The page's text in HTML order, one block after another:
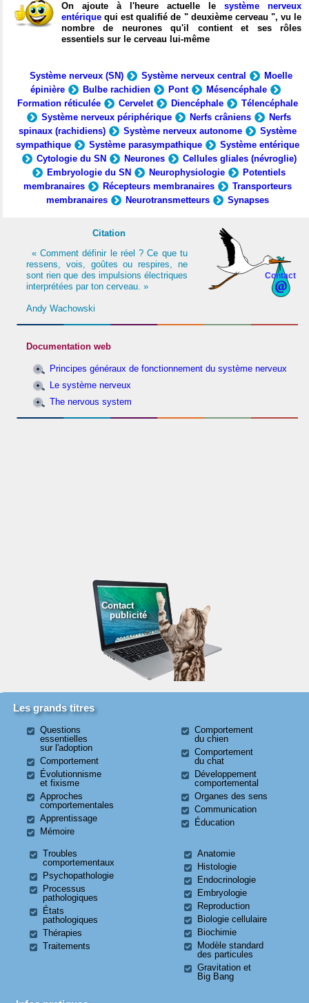
On ajoute à l'heure actuelle le système nerveux
entérique qui est qualifié de " deuxième cerveau ", vu le
nombre de neurones qu'il contient et ses rôles
essentiels sur le cerveau lui-même
Système nerveux (SN) Système nerveux central
Moelle
épinière
Bulbe rachidien Pont
Mésencéphale
Formation réticulée
Cervelet Diencéphale
Télencéphale
Système nerveux périphérique
Nerfs crâniens
Nerfs
spinaux (rachidiens)
Système nerveux autonome
Système
sympathique
Système parasympathique
Système entérique
Cytologie du SN
Neurones
Cellules gliales (névroglie)
Embryologie du SN
Neurophysiologie
Potentiels
membranaires
Récepteurs membranaires
Transporteurs
membranaires
Neurotransmetteurs Synapses
Contact
Citation
« Comment définir le réel ? Ce que tu
ressens, vois, goûtes ou respires, ne
sont rien que des impulsions électriques
interprétées par ton cerveau. »
Andy Wachowski
Documentation web
Principes généraux de fonctionnement du système nerveux
Le système nerveux
The nervous system
Contact
publicité
Les grands titres
Questions
essentielles
sur l'adoption
Comportement
Évolutionnisme
et fixisme
Approches
comportementales
Apprentissage
Mémoire
Comportement
du chien
Comportement
du chat
Développement
comportemental
Organes des sens
Communication
Éducation
Troubles
comportementaux
Psychopathologie
Processus
pathologiques
États
pathologiques
Thérapies
Traitements
Anatomie
Histologie
Endocrinologie
Embryologie
Reproduction
Biologie cellulaire
Biochimie
Modèle standard
des particules
Gravitation et
Big Bang